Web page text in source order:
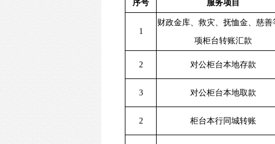
序号 服务项目
1
财政金库、救灾、抚恤金、慈善
项柜台转账汇款
2 对公柜台本地存款
3 对公柜台本地取款
2 柜台本行同城转账